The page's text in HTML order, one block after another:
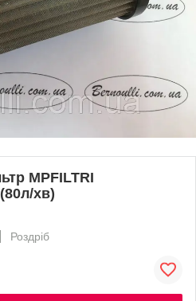
MPFILTRI
хв)
Роздріб